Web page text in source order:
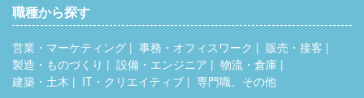
職種から探す
営業・マーケティング 事務・オフィスワーク
販売・接客
製造・ものづくり
設備・エンジニア
物流・倉庫
建築・土木
IT・クリエイティブ 専門職、その他